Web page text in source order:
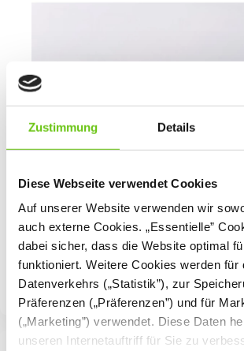
Zustimmung Details
Diese Webseite verwendet Cookies
Auf unserer Website verwenden wir
auch externe Cookies. „Essentielle”
dabei sicher, dass die Website optimal
funktioniert. Weitere Cookies werden für
Datenverkehrs („Statistik”), zur
Präferenzen („Präferenzen”) und für
(„Marketing”) verwendet. Diese Daten
unseren Internetauftriff für Sie zu
.